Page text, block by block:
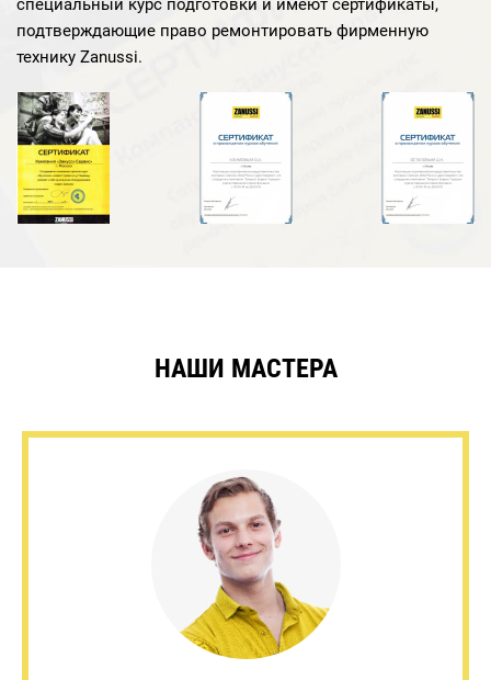
специальный курс подготовки и имеют сертификаты,
подтверждающие право ремонтировать фирменную
технику Zanussi.
НАШИ МАСТЕРА